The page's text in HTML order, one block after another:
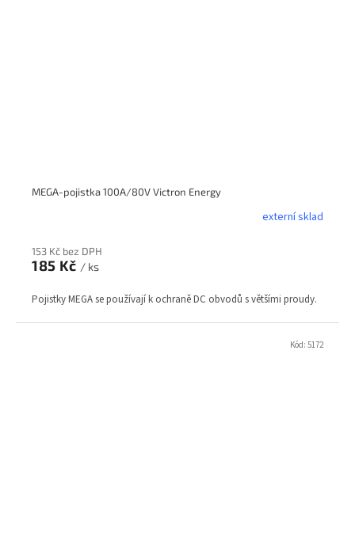
MEGA-pojistka 100A/80V Victron Energy
externí sklad
153 Kč bez DPH
185 Kč / ks
Pojistky MEGA se používají k ochraně DC obvodů s většími proudy.
Kód: 5172